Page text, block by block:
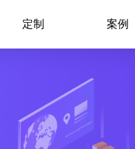
定制 案例